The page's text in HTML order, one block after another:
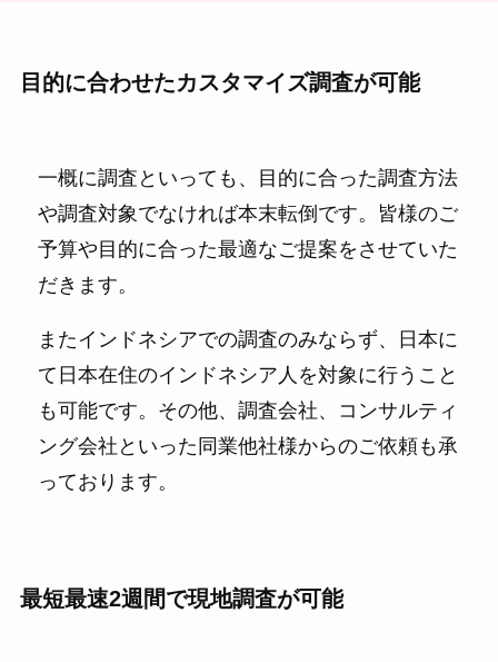
目的に合わせたカスタマイズ調査が可能
一概に調査といっても、目的に合った調査方法
や調査対象でなければ本末転倒です。皆様のご
予算や目的に合った最適なご提案をさせていた
だきます。
またインドネシアでの調査のみならず、日本に
て日本在住のインドネシア人を対象に行うこと
も可能です。その他、調査会社、コンサルティ
ング会社といった同業他社様からのご依頼も承
っております。
最短最速2週間で現地調査が可能